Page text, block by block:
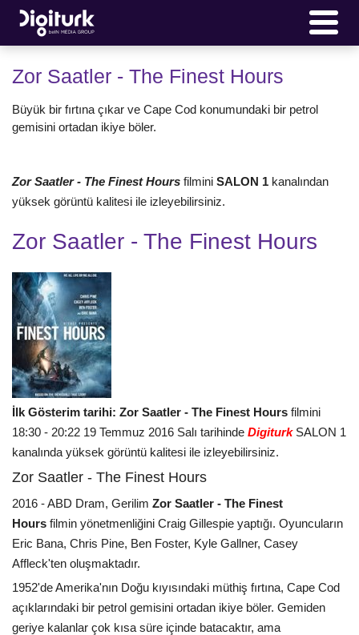
Zor Saatler - The Finest Hours
Büyük bir fırtına çıkar ve Cape Cod konumundaki bir petrol
gemisini ortadan ikiye böler.
Zor Saatler - The Finest Hours filmini SALON 1 kanalından
yüksek görüntü kalitesi ile izleyebilirsiniz.
Zor Saatler - The Finest Hours
İlk Gösterim tarihi: Zor Saatler - The Finest Hours filmini
18:30 - 20:22 19 Temmuz 2016 Salı tarihinde Digiturk SALON 1
kanalında yüksek görüntü kalitesi ile izleyebilirsiniz.
Zor Saatler - The Finest Hours
2016 - ABD Dram, Gerilim Zor Saatler - The Finest
Hours filmin yönetmenliğini Craig Gillespie yaptığı. Oyuncuların
Eric Bana, Chris Pine, Ben Foster, Kyle Gallner, Casey
Affleck'ten oluşmaktadır.
1952'de Amerika'nın Doğu kıyısındaki müthiş fırtına, Cape Cod
açıklarındaki bir petrol gemisini ortadan ikiye böler. Gemiden
geriye kalanlar çok kısa süre içinde batacaktır, ama